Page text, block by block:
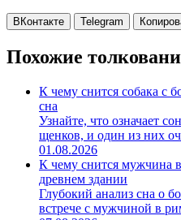
ВКонтакте Telegram
Похожие
К чему снится собака с
сна
Узнайте, что означает
щенков, и один из них
01.08.2026
К чему снится мужчина
древнем здании
Глубокий анализ сна о
встрече с мужчиной в